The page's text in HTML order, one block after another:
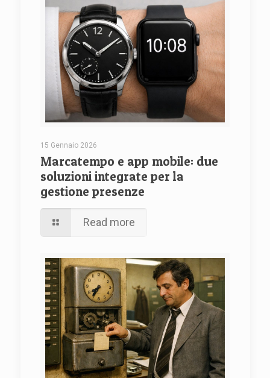
15 Gennaio 2026
Marcatempo e app mobile: due
soluzioni integrate per la
gestione presenze
Read more